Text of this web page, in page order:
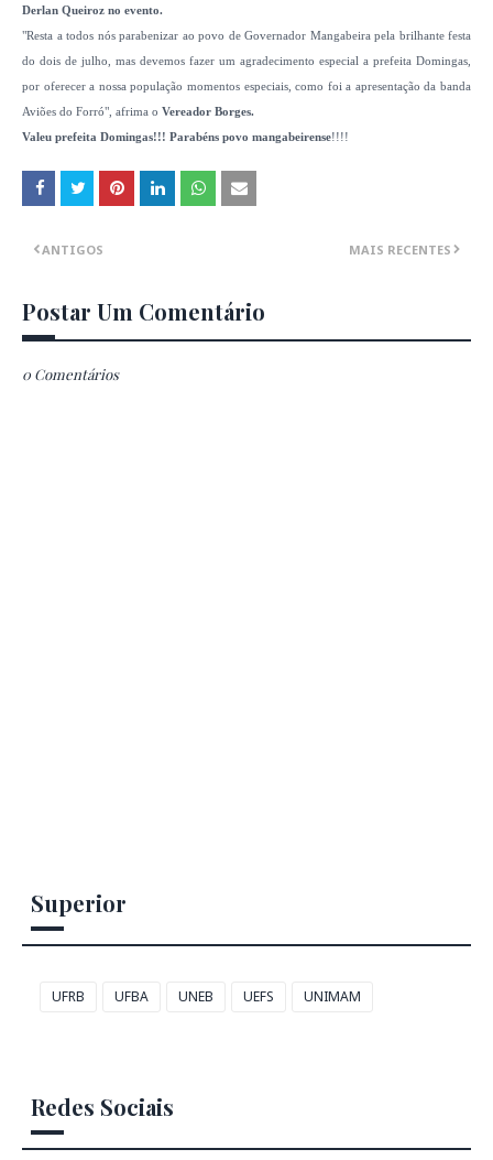
Derlan Queiroz no evento.
"Resta a todos nós parabenizar ao povo de Governador Mangabeira pela brilhante festa
do dois de julho, mas devemos fazer um agradecimento especial a prefeita Domingas,
por oferecer a nossa população momentos especiais, como foi a apresentação da banda
Aviões do Forró", afrima o Vereador Borges.
Valeu prefeita Domingas!!! Parabéns povo mangabeirense!!!!
MAIS RECENTES
ANTIGOS
Postar Um Comentário
0 Comentários
Superior
UFRB UFBA UNEB UEFS UNIMAM
Redes Sociais